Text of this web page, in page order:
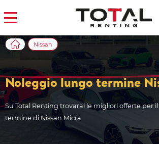
Noleggio lungo termine
Su Total Renting trovarai le migliori offerte per
termine di Nissan Micra
Nissan